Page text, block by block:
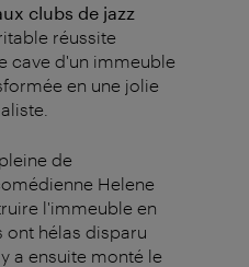
clubs de jazz
réussite
cave d'un immeuble
en une jolie
de
Helene
l'immeuble en
ont hélas disparu
a ensuite monté le